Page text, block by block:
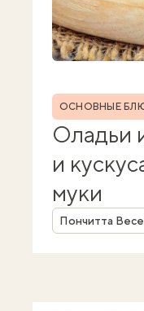
Рубрика
ОСНОВНЫЕ
Оладьи
и
муки
Автор
Пончитта